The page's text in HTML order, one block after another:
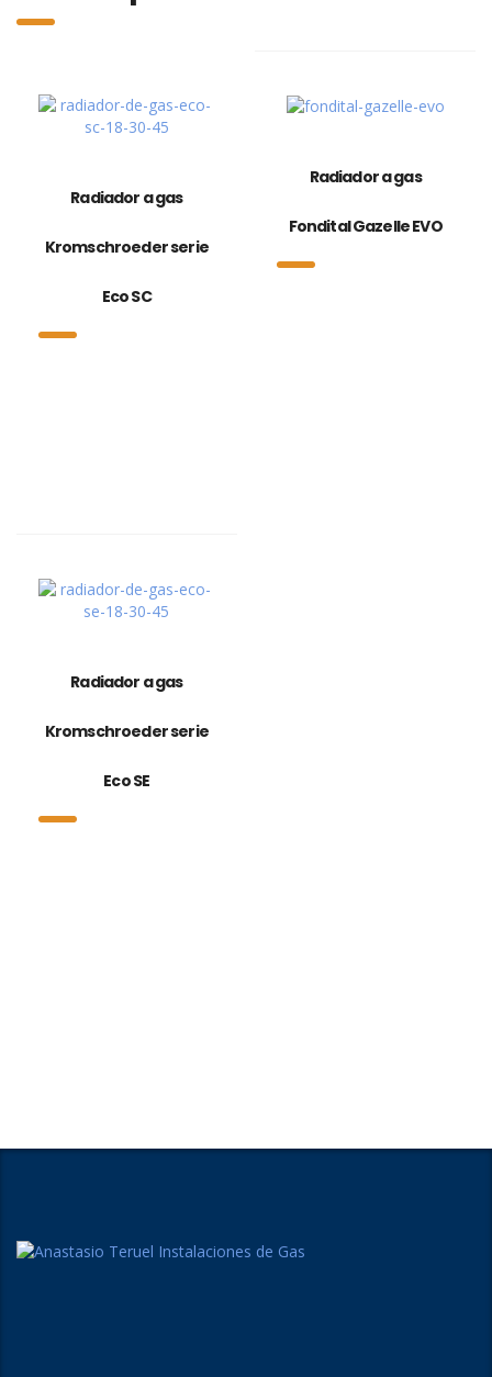
Radiador a gas
Kromschroeder serie
Eco SC
Radiador a gas
Fondital Gazelle EVO
Radiador a gas
Kromschroeder serie
Eco SE